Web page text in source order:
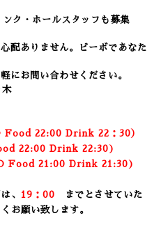
ク・ホールスタッフも募集
配ありません。
ビーボであなた
にお問い合わせください。
22:00 Drink 22：30）
22:00 Drink 22:30)
Food 21:00 Drink 21:30)
、 19：00
までとさせていた
お願い致します。